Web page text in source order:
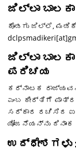
ಜಿಲ್ಲಾ
ಕೊಡಗು ಜಿಲ್ಲೆ,
ಜಿಲ್ಲಾ
ಪರಿಚಯ
ಕರ್ನಾಟಕ
ಎಂಬ ಕೀರ್ತಿಗೆ
ಸರ್ಕಾರ ರಚಿಸಿದ
ಯೋಜನೆಯನ್ನು ದಿನಾಂಕ
ಉದ್ಧೇಶಗಳು